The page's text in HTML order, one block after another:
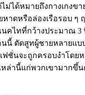
ด้หมายถึงกางเกง
ดหรือล่องเรือรอบ
คไทที่กว้างประมา
ตัดสูทผู้ชายหลายแ
ชั่นจะถูกครอบงำโ
ล่านี้แก่พวกเขามาก